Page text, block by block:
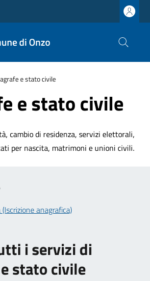
di Onzo
e stato civile
e stato civile
cambio di residenza, servizi elettorali,
per nascita, matrimoni e unioni civili.
i servizi di
stato civile
anagrafica)